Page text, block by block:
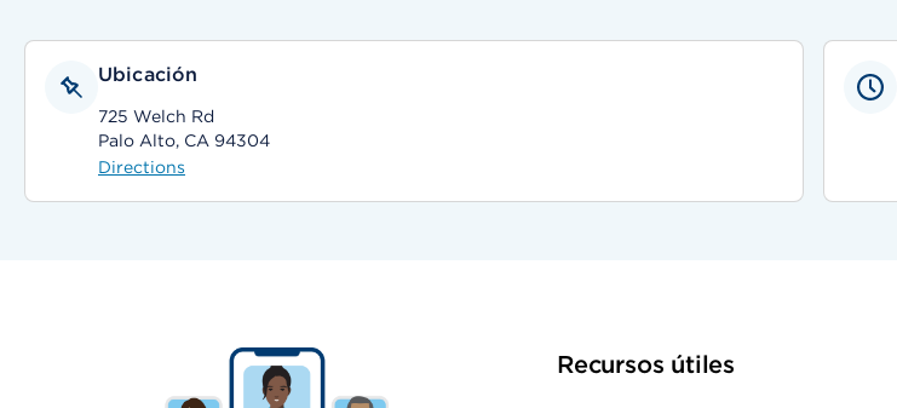
Ubicación
725 Welch Rd
Palo Alto, CA 94304
Directions
Recursos útiles